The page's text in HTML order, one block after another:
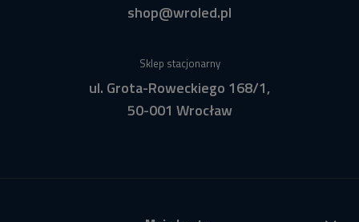
shop@wroled.pl
Sklep stacjonarny
ul. Grota-Roweckiego 168/1,
50-001 Wrocław